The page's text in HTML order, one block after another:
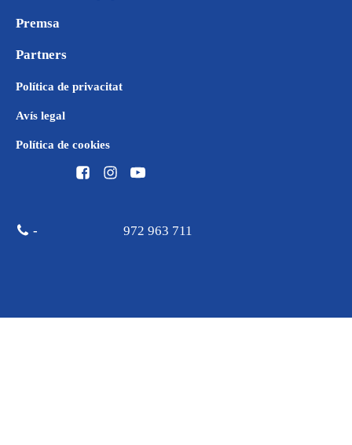
Premsa
Partners
Política de privacitat
Avís legal
Política de cookies
- 972 963 711